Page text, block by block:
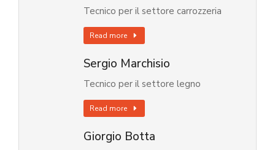
Tecnico per il settore carrozzeria
Read more
Sergio Marchisio
Tecnico per il settore legno
Read more
Giorgio Botta